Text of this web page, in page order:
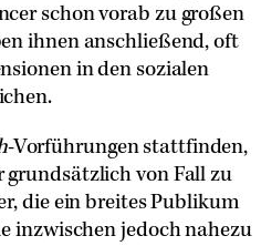
schon vorab zu großen
ihnen anschließend, oft
in den sozialen
-Vorführungen stattfinden,
grundsätzlich von Fall zu
die ein breites Publikum
inzwischen jedoch nahezu